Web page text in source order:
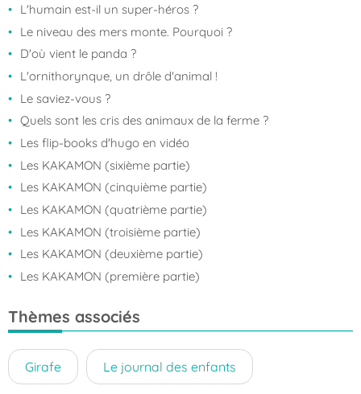
L'humain est-il un super-héros ?
Le niveau des mers monte. Pourquoi ?
D'où vient le panda ?
L'ornithorynque, un drôle d'animal !
Le saviez-vous ?
Quels sont les cris des animaux de la ferme ?
Les flip-books d'hugo en vidéo
Les KAKAMON (sixième partie)
Les KAKAMON (cinquième partie)
Les KAKAMON (quatrième partie)
Les KAKAMON (troisième partie)
Les KAKAMON (deuxième partie)
Les KAKAMON (première partie)
Thèmes associés
Girafe Le journal des enfants